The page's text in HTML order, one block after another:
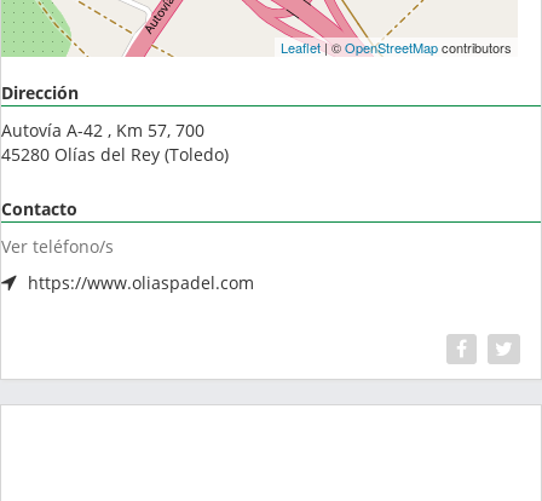
Leaflet| ©OpenStreetMapcontributors
Dirección
Autovía A-42 , Km 57, 700
45280 Olías del Rey (Toledo)
Contacto
Ver teléfono/s
https://www.oliaspadel.com